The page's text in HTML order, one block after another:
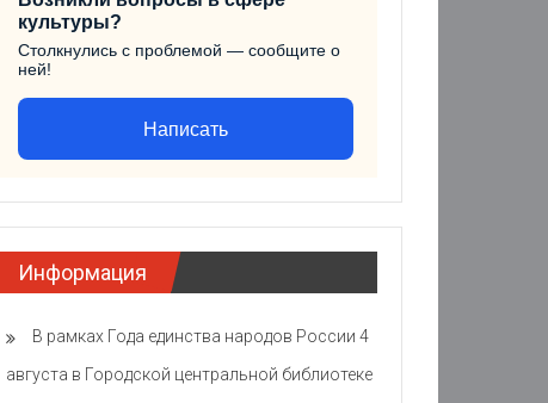
культуры?
Столкнулись с проблемой — сообщите о
ней!
Написать
Информация
В рамках Года единства народов России 4
августа в Городской центральной библиотеке